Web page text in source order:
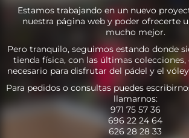
Estamos trabajando en un nuevo
nuestra página web y poder ofrecerte
mucho mejor.
Pero tranquilo, seguimos estando donde
tienda física, con las últimas
necesario para disfrutar del pádel y el
Para pedidos o consultas puedes
llamarnos:
971 75 57 36
696 22 24 64
626 28 28 33